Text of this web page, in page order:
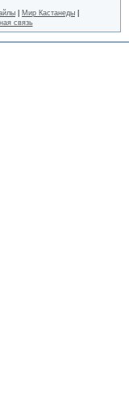
Мир Кастанеды
связь